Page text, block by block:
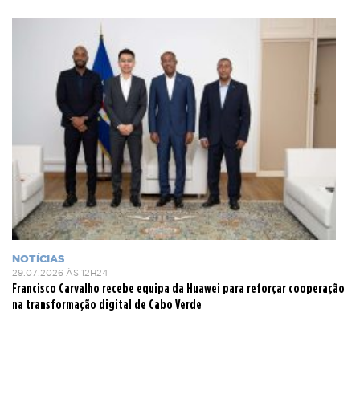
NOTÍCIAS
29.07.2026 ÀS 12H24
Francisco Carvalho recebe equipa da Huawei para reforçar cooperação
na transformação digital de Cabo Verde